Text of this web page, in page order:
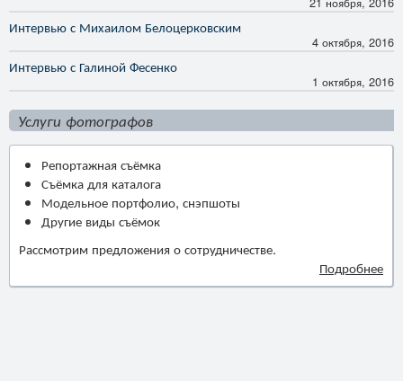
Интервью с Михаилом Белоцерковским
4 октября, 2016
Интервью с Галиной Фесенко
1 октября, 2016
Услуги фотографов
Репортажная съёмка
Съёмка для каталога
Модельное портфолио, снэпшоты
Другие виды съёмок
Рассмотрим предложения о сотрудничестве.
Подробнее